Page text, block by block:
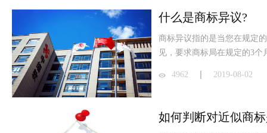
什么是商标异议?
商标异议指的是当您在规定
见，要求商标局在规定的3
4962 2019-08-02
如何判断对近似商